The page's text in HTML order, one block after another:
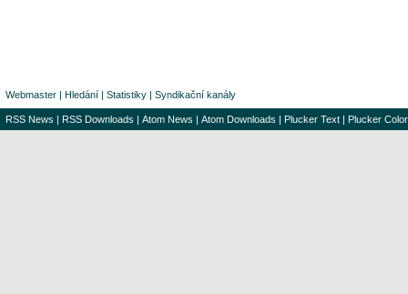
Webmaster | Hledání | Statistiky | Syndikační kanály
RSS News | RSS Downloads | Atom News | Atom Downloads | Plucker Text | Plucker Color